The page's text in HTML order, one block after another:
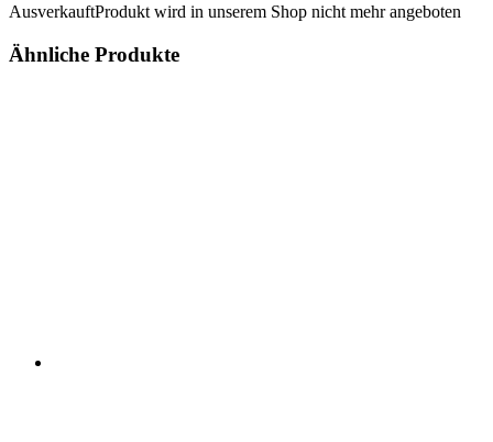
AusverkauftProdukt wird in unserem Shop nicht mehr angeboten
Ähnliche Produkte